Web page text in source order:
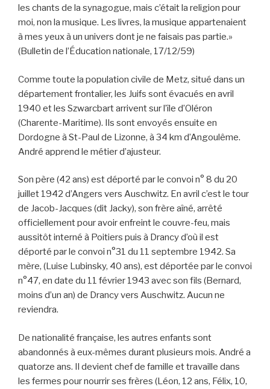
les chants de la synagogue, mais c’était la religion pour
moi, non la musique. Les livres, la musique appartenaient
à mes yeux à un univers dont je ne faisais pas partie.»
(Bulletin de l’Éducation nationale, 17/12/59)
Comme toute la population civile de Metz, situé dans un
département frontalier, les Juifs sont évacués en avril
1940 et les Szwarcbart arrivent sur l’île d’Oléron
(Charente-Maritime). Ils sont envoyés ensuite en
Dordogne à St-Paul de Lizonne, à 34 km d’Angoulême.
André apprend le métier d’ajusteur.
Son père (42 ans) est déporté par le convoi n° 8 du 20
juillet 1942 d’Angers vers Auschwitz. En avril c’est le tour
de Jacob-Jacques (dit Jacky), son frère aîné, arrêté
officiellement pour avoir enfreint le couvre-feu, mais
aussitôt interné à Poitiers puis à Drancy d’où il est
déporté par le convoi n°31 du 11 septembre 1942. Sa
mère, (Luise Lubinsky, 40 ans), est déportée par le convoi
n°47, en date du 11 février 1943 avec son fils (Bernard,
moins d’un an) de Drancy vers Auschwitz. Aucun ne
reviendra.
De nationalité française, les autres enfants sont
abandonnés à eux-mêmes durant plusieurs mois. André a
quatorze ans. Il devient chef de famille et travaille dans
les fermes pour nourrir ses frères (Léon, 12 ans, Félix, 10,